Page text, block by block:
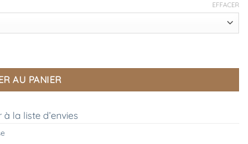
EFFACER
M
AU PANIER
à la liste d’envies